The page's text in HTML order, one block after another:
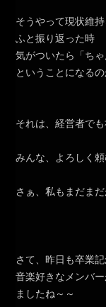
そうやって現状維
ふと振り返った時
気がついたら「ちゃ
ということになるの
それは、経営者で
みんな、よろしく頼
さぁ、私もまだま
さて、昨日も卒業記
音楽好きなメンバ
ましたね～～